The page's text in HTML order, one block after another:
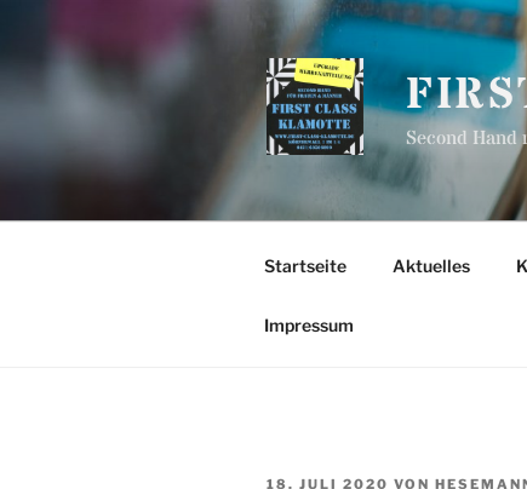
springen
Second
Startseite Aktuelles
Impressum
VERÖFFENTLICHT
18. JULI 2020 VON